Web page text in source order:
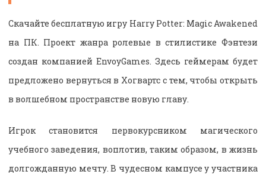
Скачайте бесплатную игру Harry Potter: Magic Awakened
на ПК. Проект жанра ролевые в стилистике Фэнтези
создан компанией EnvoyGames. Здесь геймерам будет
предложено вернуться в Хогвартс с тем, чтобы открыть
в волшебном пространстве новую главу.
Игрок становится первокурсником магического
учебного заведения, воплотив, таким образом, в жизнь
долгожданную мечту. В чудесном кампусе у участника